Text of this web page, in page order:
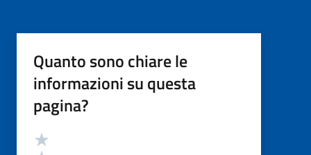
Quanto sono chiare le
informazioni su questa
pagina?
Valutazione